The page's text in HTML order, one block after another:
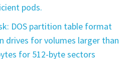
pods.
DOS partition table format
drives for volumes larger than
for 512-byte sectors